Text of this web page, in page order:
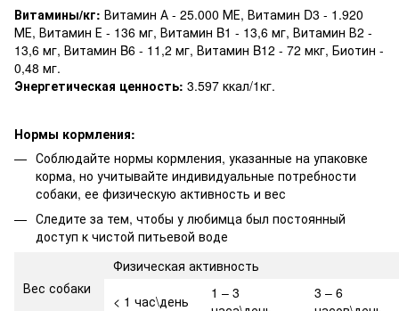
Витамины/кг: Витамин А - 25.000 МЕ, Витамин D3 - 1.920
МЕ, Витамин Е - 136 мг, Витамин B1 - 13,6 мг, Витамин В2 -
13,6 мг, Витамин B6 - 11,2 мг, Витамин B12 - 72 мкг, Биотин -
0,48 мг.
Энергетическая ценность: 3.597 ккал/1кг.
Нормы кормления:
Соблюдайте нормы кормления, указанные на упаковке
корма, но учитывайте индивидуальные потребности
собаки, ее физическую активность и вес
Следите за тем, чтобы у любимца был постоянный
доступ к чистой питьевой воде
Вес собаки
Физическая активность
< 1 час\день
1 – 3
3 – 6